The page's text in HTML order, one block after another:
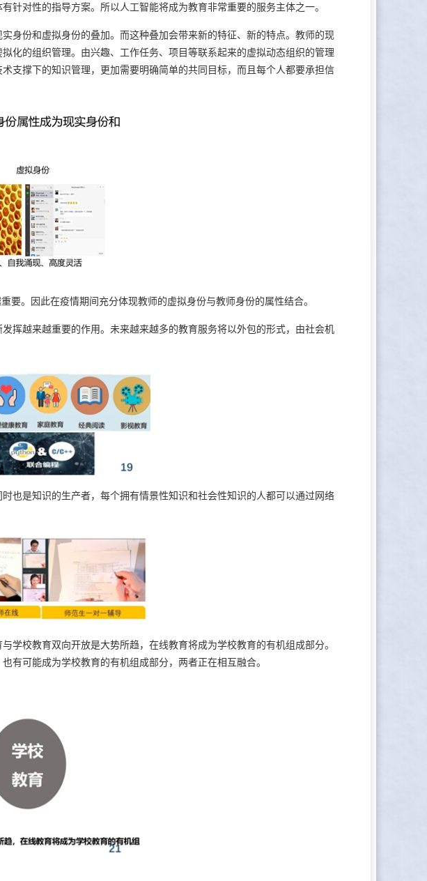
针对性的指导方案。所以人工智能将成为教育非常重要的服务主体之一。
份和虚拟身份的叠加。而这种叠加会带来新的特征、新的特点。教师的现
化的组织管理。由兴趣、工作任务、项目等联系起来的虚拟动态组织的管理
支撑下的知识管理，更加需要明确简单的共同目标，而且每个人都要承担信
。因此在疫情期间充分体现教师的虚拟身份与教师身份的属性结合。
越来越重要的作用。未来越来越多的教育服务将以外包的形式，由社会机
是知识的生产者，每个拥有情景性知识和社会性知识的人都可以通过网络
校教育双向开放是大势所趋，在线教育将成为学校教育的有机组成部分。
有可能成为学校教育的有机组成部分，两者正在相互融合。